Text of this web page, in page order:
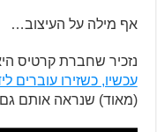
אף מילה על העיצוב…
נזכיר שחברת קרטיס
עכשיו, כשזירו עוברים
(מאוד) שנראה אותם גם